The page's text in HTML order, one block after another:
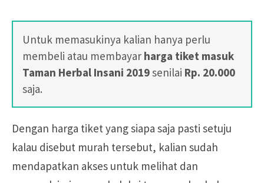
Untuk memasukinya kalian hanya perlu
membeli atau membayar harga tiket masuk
Taman Herbal Insani 2019senilai Rp. 20.000
saja.
Dengan harga tiket yang siapa saja pasti setuju
kalau disebut murah tersebut, kalian sudah
mendapatkan akses untuk melihat dan